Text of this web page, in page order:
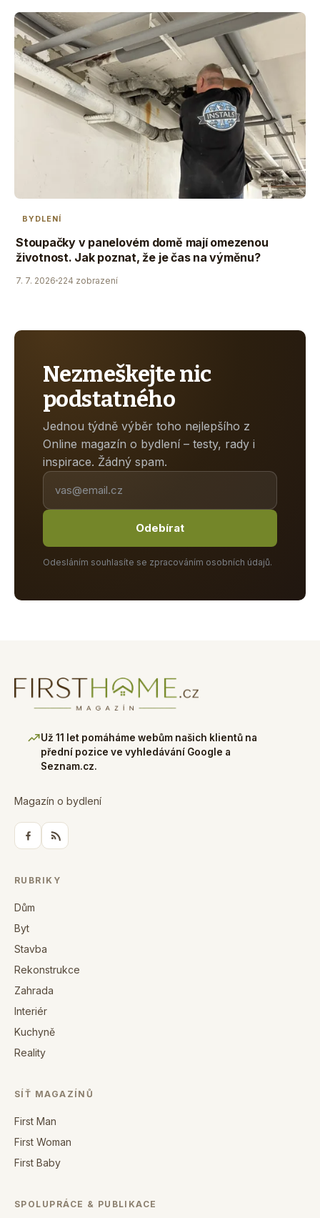
BYDLENÍ
Stoupačky v panelovém domě mají omezenou
životnost. Jak poznat, že je čas na výměnu?
7. 7. 2026 224 zobrazení
Nezmeškejte nic
podstatného
Jednou týdně výběr toho nejlepšího z
Online magazín o bydlení – testy, rady i
inspirace. Žádný spam.
Odebírat
Odesláním souhlasíte se zpracováním osobních údajů.
Už 11 let pomáháme webům našich klientů na
přední pozice ve vyhledávání Google a
Seznam.cz.
Magazín o bydlení
RUBRIKY
Dům
Byt
Stavba
Rekonstrukce
Zahrada
Interiér
Kuchyně
Reality
SÍŤ MAGAZÍNŮ
First Man
First Woman
First Baby
SPOLUPRÁCE & PUBLIKACE